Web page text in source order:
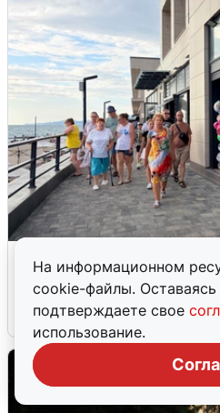
На информационном
cookie-файлы. Оставаясь
подтверждаете свое
использование.
В Сочи объявили
закрыли пляжи
6 августа 0